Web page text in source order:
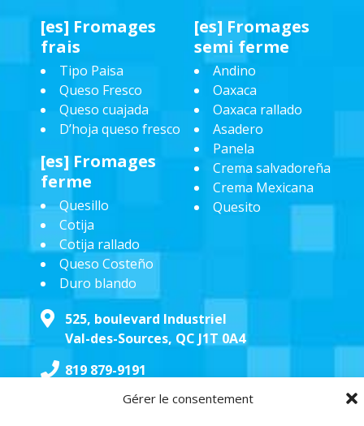
Gérer le consentement
[es] Fromages
frais
Tipo Paisa
Queso Fresco
Queso cuajada
D’hoja queso fresco
[es] Fromages
ferme
Quesillo
Cotija
Cotija rallado
Queso Costeño
Duro blando
[es] Fromages
semi ferme
Andino
Oaxaca
Oaxaca rallado
Asadero
Panela
Crema salvadoreña
Crema Mexicana
Quesito
525, boulevard Industriel
Val-des-Sources, QC J1T 0A4
819 879-9191
fromageslatino@gmail.com